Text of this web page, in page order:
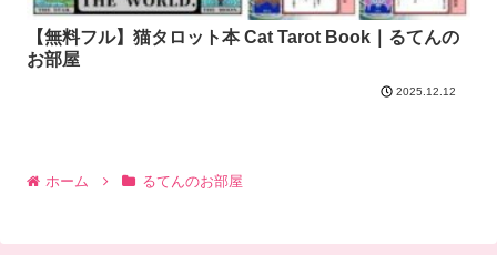
【無料フル】猫タロット本 Cat Tarot Book｜るてんの
お部屋
2025.12.12
ホーム るてんのお部屋